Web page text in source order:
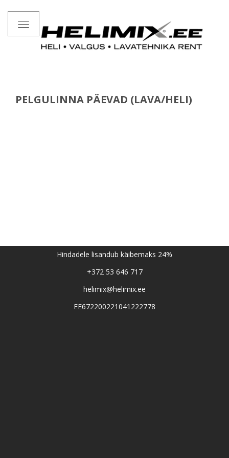
Toggle
navigation
PELGULINNA PÄEVAD (LAVA/HELI)
Hindadele lisandub käibemaks 24%
+372 53 646 717
helimix@helimix.ee
EE672200221041222778